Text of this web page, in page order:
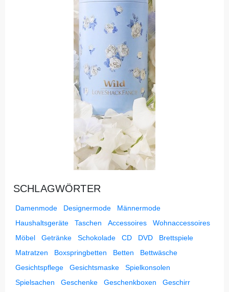
SCHLAGWÖRTER
Damenmode Designermode
Männermode
Haushaltsgeräte
Taschen Accessoires
Wohnaccessoires
Möbel
Getränke Schokolade CD DVD
Brettspiele
Matratzen
Boxspringbetten Betten
Bettwäsche
Gesichtspflege
Gesichtsmaske
Spielkonsolen
Spielsachen
Geschenke Geschenkboxen
Geschirr